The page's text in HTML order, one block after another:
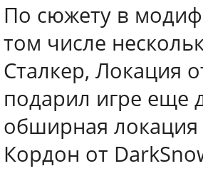
По сюжету в
том числе
Сталкер, Локация
подарил игре еще
обширная локация
Кордон от